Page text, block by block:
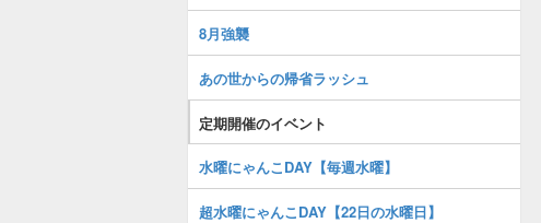
8月強襲
あの世からの帰省ラッシュ
定期開催のイベント
水曜にゃんこDAY【毎週水曜】
超水曜にゃんこDAY【22日の水曜日】